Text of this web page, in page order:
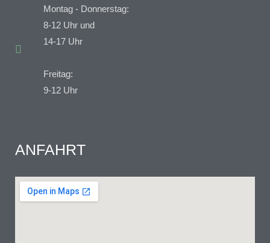
Montag - Donnerstag:
8-12 Uhr und
14-17 Uhr
Freitag:
9-12 Uhr
ANFAHRT